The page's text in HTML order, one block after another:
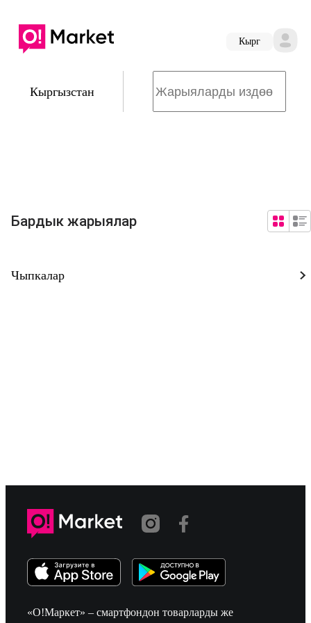
Кырг
Кыргызстан
Бардык жарыялар
Чыпкалар
«О!Маркет» – смартфондон товарларды же